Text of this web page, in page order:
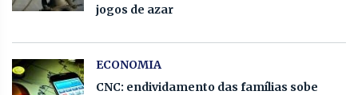
jogos de azar
ECONOMIA
CNC: endividamento das famílias sobe